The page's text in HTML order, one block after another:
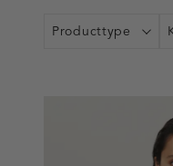
Producttype